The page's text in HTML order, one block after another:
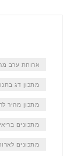
ארוחת ערב
מתכון דג
מתכון מהיר
מתכונים
מתכונים